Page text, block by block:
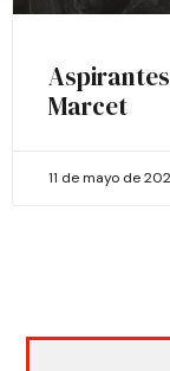
Marcet
11 de mayo de